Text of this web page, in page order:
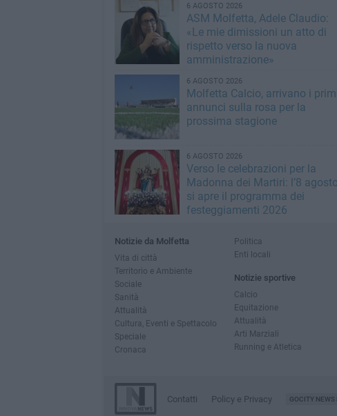
6 AGOSTO 2026
ASM Molfetta, Adele Claudio:
«Le mie dimissioni un atto di
rispetto verso la nuova
amministrazione»
6 AGOSTO 2026
Molfetta Calcio, arrivano i
annunci sulla rosa per la
prossima stagione
6 AGOSTO 2026
Verso le celebrazioni per la
Madonna dei Martiri: l’8 agosto
si apre il programma dei
festeggiamenti 2026
Notizie da Molfetta
Vita di città
Territorio e Ambiente
Sociale
Sanità
Attualità
Cultura, Eventi e Spettacolo
Speciale
Cronaca
Politica
Enti locali
Notizie sportive
Calcio
Equitazione
Attualità
Arti Marziali
Running e Atletica
Contatti Policy e Privacy GOCITY NEWS